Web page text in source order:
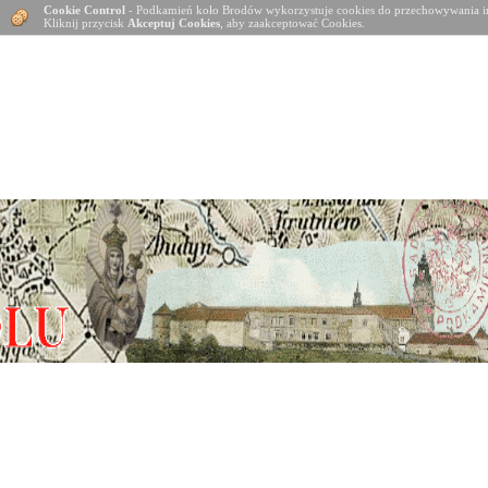
Cookie Control - Podkamień koło Brodów wykorzystuje cookies do
Kliknij przycisk Akceptuj Cookies , aby zaakceptować Cookies.